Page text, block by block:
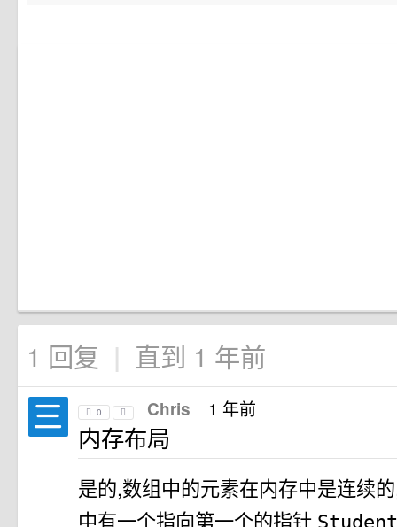
1 回复 | 直到 1 年前
0 Chris 1 年前
内存布局
是的,数组中的元素在内存中是连续
中有一个指向第一个的指针